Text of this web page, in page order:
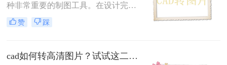
种非常重要的制图工具。在设计完成
后，我们有时需要将CAD图形转换为
图片格式，这样以便于共享和展示。
赞 踩
cad如何转高清图片？试试这二种方法！